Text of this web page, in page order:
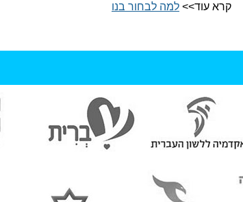
קרא עוד>> למה לבחור בנו​